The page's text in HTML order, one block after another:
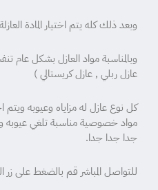
وبعد ذلك كله يتم اختيار المادة
عازل ربلي , عازل كريستالي )
كل نوع عازل له مزاياه وعيوبه ويتم
مواد خصوصية مناسبة تلغي عيوبه
جدا جدا جدا.
للتواصل المباشر قم بالضغط على زر